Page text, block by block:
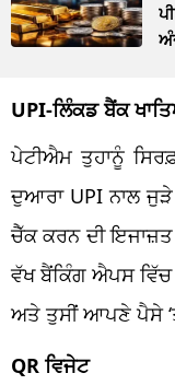
UPI-ਲਿੰਕਡ ਬੈਂਕ
ਪੇਟੀਐਮ ਤੁਹਾਨੂੰ
ਦੁਆਰਾ UPI ਨਾਲ
ਚੈੱਕ ਕਰਨ ਦੀ ਇਜਾਜ਼ਤ
ਵੱਖ ਬੈਂਕਿੰਗ ਐਪਸ
ਅਤੇ ਤੁਸੀਂ ਆਪਣੇ ਪੈਸੇ
QR ਵਿਜੇਟ